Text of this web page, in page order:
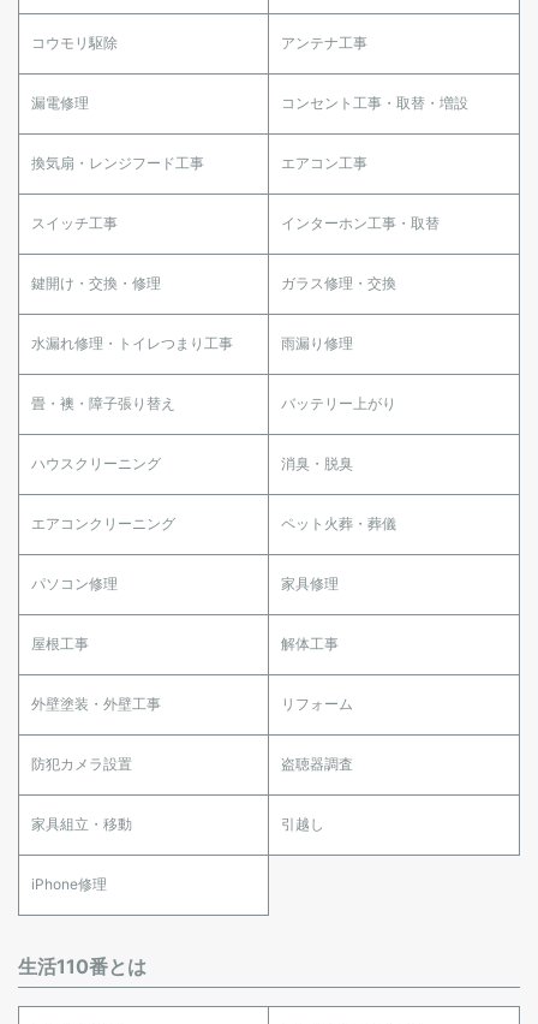
コウモリ駆除 アンテナ工事
漏電修理 コンセント工事・取替・増設
換気扇・レンジフード工事 エアコン工事
スイッチ工事 インターホン工事・取替
鍵開け・交換・修理 ガラス修理・交換
水漏れ修理・トイレつまり工事 雨漏り修理
畳・襖・障子張り替え バッテリー上がり
ハウスクリーニング 消臭・脱臭
エアコンクリーニング ペット火葬・葬儀
パソコン修理 家具修理
屋根工事 解体工事
外壁塗装・外壁工事 リフォーム
防犯カメラ設置 盗聴器調査
家具組立・移動 引越し
iPhone修理
生活110番とは